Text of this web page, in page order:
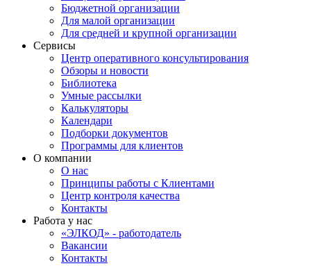
Бюджетной организации
Для малой организации
Для средней и крупной организации
Сервисы
Центр оперативного консультирования
Обзоры и новости
Библиотека
Умные рассылки
Калькуляторы
Календари
Подборки документов
Программы для клиентов
О компании
О нас
Принципы работы с Клиентами
Центр контроля качества
Контакты
Работа у нас
«ЭЛКОД» - работодатель
Вакансии
Контакты